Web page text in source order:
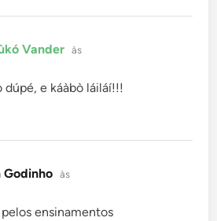
Vander disse:
às
dúpé, e káàbò láiláí!!!
Godinho disse:
às
pelos ensinamentos